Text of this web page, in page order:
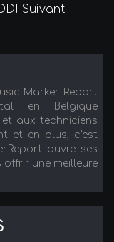
Suivant
Marker Report
en Belgique
aux techniciens
et en plus, c'est
ouvre ses
une meilleure